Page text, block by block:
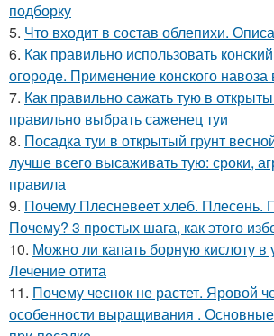
подборку
5. Что входит в состав облепихи.
6. Как правильно использовать
огороде. Применение конского навоза
7. Как правильно сажать тую в
правильно выбрать саженец туи
8. Посадка туи в открытый грунт
лучше всего высаживать тую: сроки,
правила
9. Почему Плесневеет хлеб. Плесень.
Почему? 3 простых шага, как этого
10. Можно ли капать борную кислоту в
Лечение отита
11. Почему чеснок не растет. Яровой
особенности выращивания .